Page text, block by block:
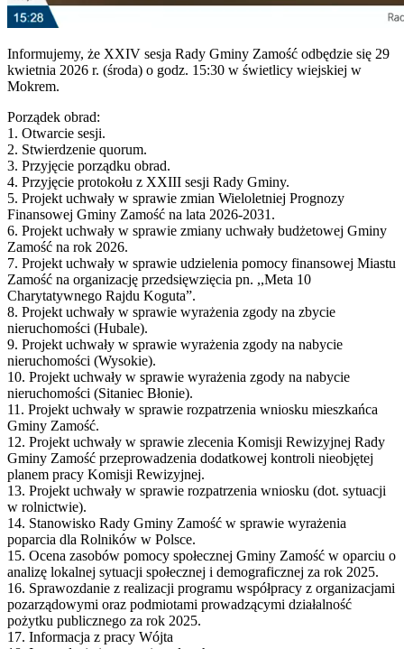
Informujemy, że XXIV sesja Rady Gminy Zamość odbędzie się 29
kwietnia 2026 r. (środa) o godz. 15:30 w świetlicy wiejskiej w
Mokrem.
Porządek obrad:
1. Otwarcie sesji.
2. Stwierdzenie quorum.
3. Przyjęcie porządku obrad.
4. Przyjęcie protokołu z XXIII sesji Rady Gminy.
5. Projekt uchwały w sprawie zmian Wieloletniej Prognozy
Finansowej Gminy Zamość na lata 2026-2031.
6. Projekt uchwały w sprawie zmiany uchwały budżetowej Gminy
Zamość na rok 2026.
7. Projekt uchwały w sprawie udzielenia pomocy finansowej Miastu
Zamość na organizację przedsięwzięcia pn. ,,Meta 10
Charytatywnego Rajdu Koguta”.
8. Projekt uchwały w sprawie wyrażenia zgody na zbycie
nieruchomości (Hubale).
9. Projekt uchwały w sprawie wyrażenia zgody na nabycie
nieruchomości (Wysokie).
10. Projekt uchwały w sprawie wyrażenia zgody na nabycie
nieruchomości (Sitaniec Błonie).
11. Projekt uchwały w sprawie rozpatrzenia wniosku mieszkańca
Gminy Zamość.
12. Projekt uchwały w sprawie zlecenia Komisji Rewizyjnej Rady
Gminy Zamość przeprowadzenia dodatkowej kontroli nieobjętej
planem pracy Komisji Rewizyjnej.
13. Projekt uchwały w sprawie rozpatrzenia wniosku (dot. sytuacji
w rolnictwie).
14. Stanowisko Rady Gminy Zamość w sprawie wyrażenia
poparcia dla Rolników w Polsce.
15. Ocena zasobów pomocy społecznej Gminy Zamość w oparciu o
analizę lokalnej sytuacji społecznej i demograficznej za rok 2025.
16. Sprawozdanie z realizacji programu współpracy z organizacjami
pozarządowymi oraz podmiotami prowadzącymi działalność
pożytku publicznego za rok 2025.
17. Informacja z pracy Wójta